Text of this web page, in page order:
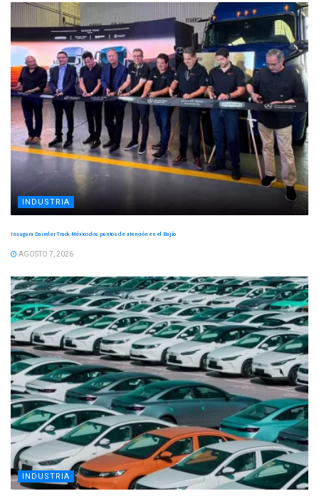
INDUSTRIA
Inaugura Daimler Truck México dos puntos de atención en el Bajío
AGOSTO 7, 2026
INDUSTRIA